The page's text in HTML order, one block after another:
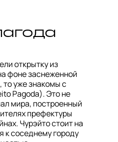
открытку из
фоне заснеженной
то уже знакомы с
Pagoda). Это не
мира, построенный
префектуры
Чурэйто стоит на
к соседнему городу